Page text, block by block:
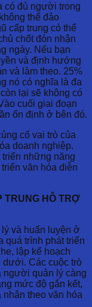
có đủ người trong
thể đảo
cấp trung có thể
chốt đón nhận
ngày. Nếu bạn
và định hướng
và làm theo. 25%
nó có nghĩa là đa
lại sẽ không có
cuối giai đoạn
ổn định ở bên đó.
cố vai trò của
doanh nghiệp.
triển những năng
văn hóa diễn
TRUNG HỖ TRỢ
và huấn luyện ở
quá trình phát triển
lập kế hoạch
dưới. Các cuộc trò
người quản lý càng
mức độ gắn kết,
nhân theo văn hóa